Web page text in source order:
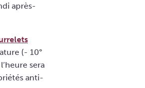
après-
(- 10°
sera
anti-